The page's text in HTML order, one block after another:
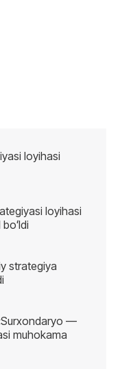
loyihasi
loyihasi
strategiya
—
muhokama